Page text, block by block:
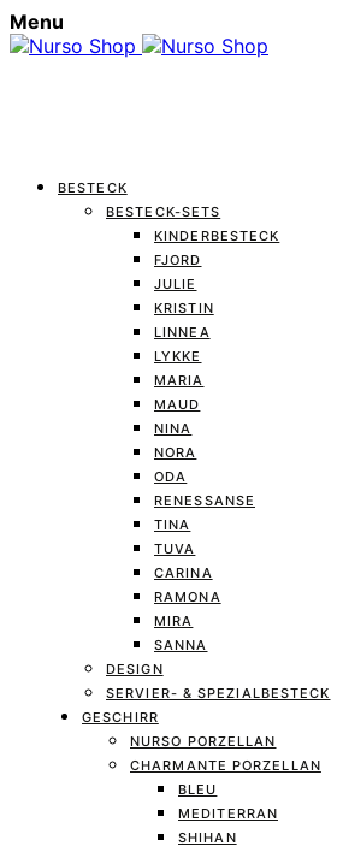
Menu
BESTECK
BESTECK-SETS
KINDERBESTECK
FJORD
JULIE
KRISTIN
LINNEA
LYKKE
MARIA
MAUD
NINA
NORA
ODA
RENESSANSE
TINA
TUVA
CARINA
RAMONA
MIRA
SANNA
DESIGN
SERVIER- & SPEZIALBESTECK
GESCHIRR
NURSO PORZELLAN
CHARMANTE PORZELLAN
BLEU
MEDITERRAN
SHIHAN